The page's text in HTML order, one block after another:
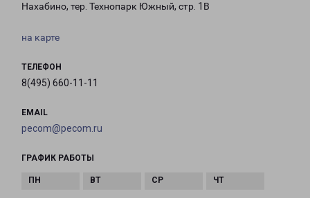
Нахабино, тер. Технопарк Южный, стр. 1В
на карте
ТЕЛЕФОН
8(495) 660-11-11
EMAIL
pecom@pecom.ru
ГРАФИК РАБОТЫ